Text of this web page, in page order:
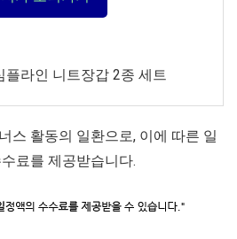
플라인 니트장갑 2종 세트
스 활동의 일환으로, 이에 따른 일
료를 제공받습니다.